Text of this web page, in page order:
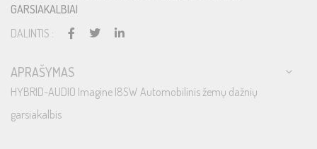
GARSIAKALBIAI
DALINTIS :
APRAŠYMAS
HYBRID-AUDIO Imagine I8SW Automobilinis žemų dažnių
garsiakalbis